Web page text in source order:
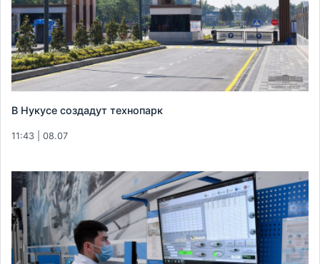
В Нукусе создадут технопарк
11:43 | 08.07